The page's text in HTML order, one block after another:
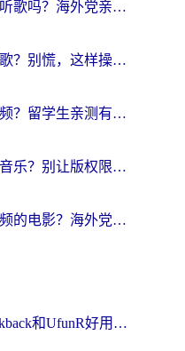
酷狗会员在国外可以听歌吗？海外党亲测有效：3步解决音乐权限难题
在国外无法听国内的歌？别慌，这样操作就能畅听QQ音乐（附亲测加速器推荐）
在国外如何看腾讯视频？留学生亲测有效的回国加速方案
在国外怎么听国内的音乐？别让版权限制断了你的华语歌单
怎么在国外看腾讯视频的电影？海外党亲测有效的回国加速指南
海外党别踩坑！Quickback和UfunR好用吗？选对回国加速器才能无缝刷国内资源